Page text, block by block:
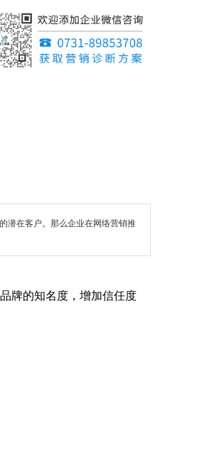
潜在客户。那么企业在网络营销推
牌的知名度，增加信任度